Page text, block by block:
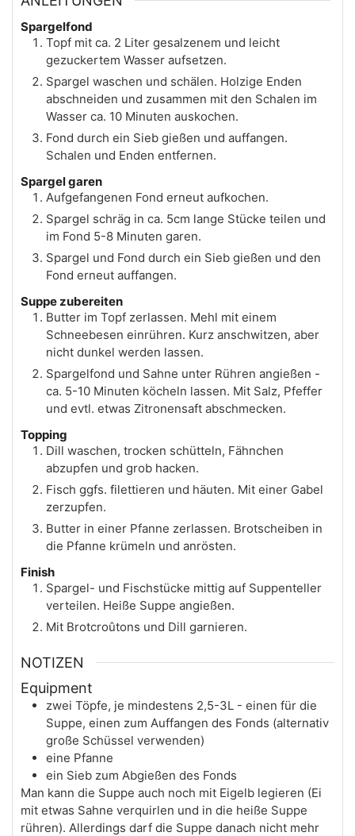
Spargelfond
Topf mit ca. 2 Liter gesalzenem und leicht
gezuckertem Wasser aufsetzen.
Spargel waschen und schälen. Holzige Enden
abschneiden und zusammen mit den Schalen im
Wasser ca. 10 Minuten auskochen.
Fond durch ein Sieb gießen und auffangen.
Schalen und Enden entfernen.
Spargel garen
Aufgefangenen Fond erneut aufkochen.
Spargel schräg in ca. 5cm lange Stücke teilen und
im Fond 5-8 Minuten garen.
Spargel und Fond durch ein Sieb gießen und den
Fond erneut auffangen.
Suppe zubereiten
Butter im Topf zerlassen. Mehl mit einem
Schneebesen einrühren. Kurz anschwitzen, aber
nicht dunkel werden lassen.
Spargelfond und Sahne unter Rühren angießen -
ca. 5-10 Minuten köcheln lassen. Mit Salz, Pfeffer
und evtl. etwas Zitronensaft abschmecken.
Topping
Dill waschen, trocken schütteln, Fähnchen
abzupfen und grob hacken.
Fisch ggfs. filettieren und häuten. Mit einer Gabel
zerzupfen.
Butter in einer Pfanne zerlassen. Brotscheiben in
die Pfanne krümeln und anrösten.
Finish
Spargel- und Fischstücke mittig auf Suppenteller
verteilen. Heiße Suppe angießen.
Mit Brotcroûtons und Dill garnieren.
NOTIZEN
Equipment
zwei Töpfe, je mindestens 2,5-3L - einen für die
Suppe, einen zum Auffangen des Fonds (alternativ
große Schüssel verwenden)
eine Pfanne
ein Sieb zum Abgießen des Fonds
Man kann die Suppe auch noch mit Eigelb legieren (Ei
mit etwas Sahne verquirlen und in die heiße Suppe
rühren). Allerdings darf die Suppe danach nicht mehr